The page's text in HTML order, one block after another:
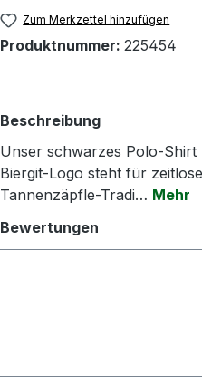
Zum Merkzettel hinzufügen
Produktnummer: 225454
Beschreibung
Unser schwarzes Polo-Shirt
Biergit-Logo steht für
Tannenzäpfle-Tradi… Mehr
Bewertungen